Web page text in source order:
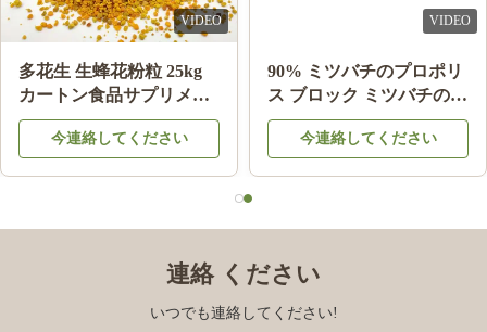
VIDEO
多花生 生蜂花粉粒 25kg
カートン食品サプリメン
ト
今連絡してください
VIDEO
90% ミツバチのプロポリ
ス ブロック ミツバチの製
品 ミツバチの星から健康
のために
今連絡してください
連絡 ください
いつでも連絡してください!